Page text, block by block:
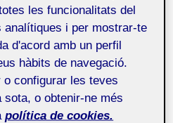
una serie de actividades
sobre latransformación
abiertas a la ciudadanía, se
retos y mejoras que
con perspectiva
con expertos,talleres
les funcionalitats del
analítiques i per mostrar-te
d'acord amb un perfil
hàbits de navegació.
configurar les teves
o obtenir-ne més
política de cookies.